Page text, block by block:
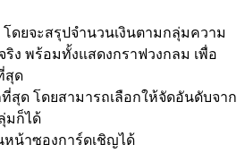
ดยจะสรุปจำนวนเงินตามกลุ่มความ
ง พร้อมทั้งแสดงกราฟวงกลม เพื่อ
สุด
สุด โดยสามารถเลือกให้จัดอันดับจาก
มก็ได้
น้าซองการ์ดเชิญได้